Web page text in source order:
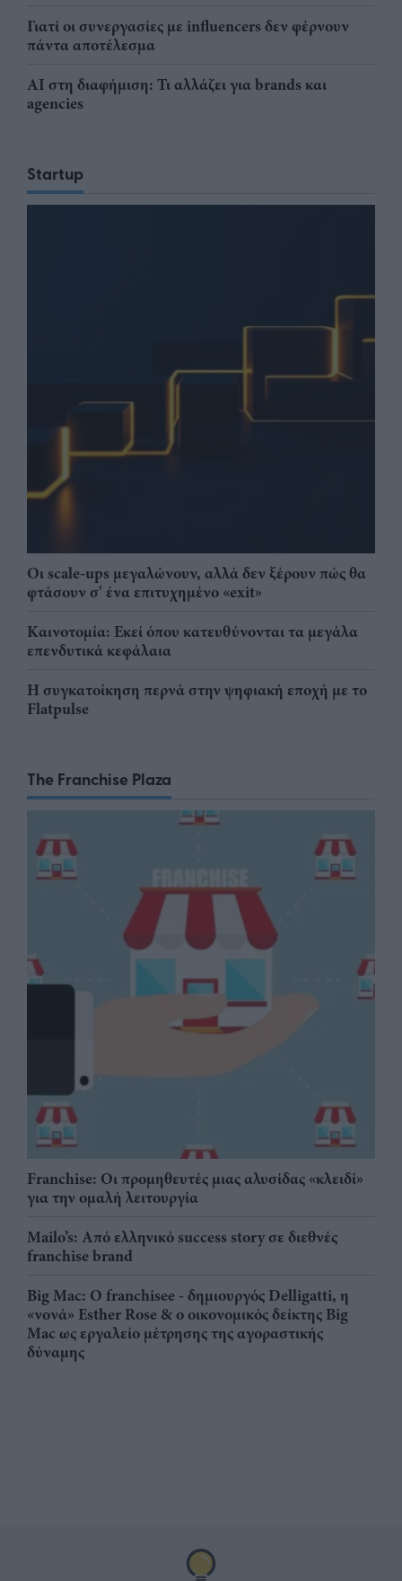
Γιατί οι συνεργασίες με influencers δεν φέρνουν
πάντα αποτέλεσμα
AI στη διαφήμιση: Τι αλλάζει για brands και
agencies
Startup
Οι scale-ups μεγαλώνουν, αλλά δεν ξέρουν πώς θα
φτάσουν σ' ένα επιτυχημένο «exit»
Καινοτομία: Εκεί όπου κατευθύνονται τα μεγάλα
επενδυτικά κεφάλαια
Η συγκατοίκηση περνά στην ψηφιακή εποχή με το
Flatpulse
The Franchise Plaza
Franchise: Οι προμηθευτές μιας αλυσίδας «κλειδί»
για την ομαλή λειτουργία
Mailo’s: Από ελληνικό success story σε διεθνές
franchise brand
Big Mac: Ο franchisee - δημιουργός Delligatti, η
«νονά» Esther Rose & ο οικονομικός δείκτης Big
Mac ως εργαλείο μέτρησης της αγοραστικής
δύναμης